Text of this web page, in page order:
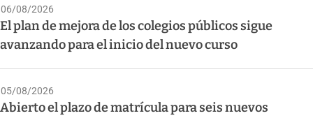
06/08/2026
El plan de mejora de los colegios públicos sigue
avanzando para el inicio del nuevo curso
05/08/2026
Abierto el plazo de matrícula para seis nuevos